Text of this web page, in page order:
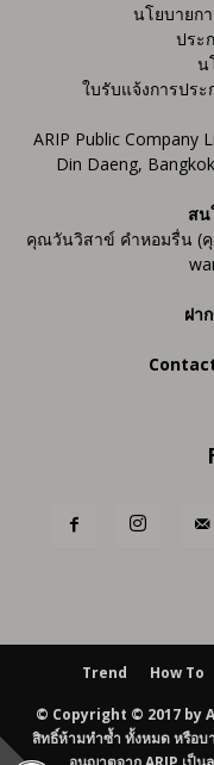
นโยบายก
ประ
น
ใบรับแจ้งการปร
ARIP Public Company
Din Daeng,
สน
คุณวันวิสาข์ คำหอมรื่น (คุ
ฝา
Trend How To
© Copyright © 2017 by
สิทธิ์ห้ามทำซ้ำ ทั้งหมด หรือบ